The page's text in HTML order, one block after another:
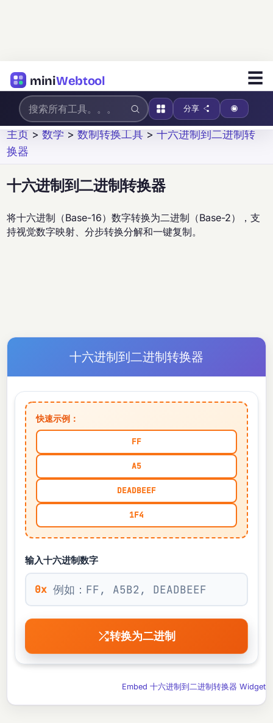
miniWebtool ☰
分享
主页 >数学 >数制转换工具 >十六进制到二进制转
换器
十六进制到二进制转换器
将十六进制（Base-16）数字转换为二进制（Base-2），支
持视觉数字映射、分步转换分解和一键复制。
十六进制到二进制转换器
快速示例：
FF
A5
DEADBEEF
1F4
输入十六进制数字
0x
转换为二进制
Embed 十六进制到二进制转换器 Widget